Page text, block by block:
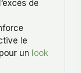
de
le
un look